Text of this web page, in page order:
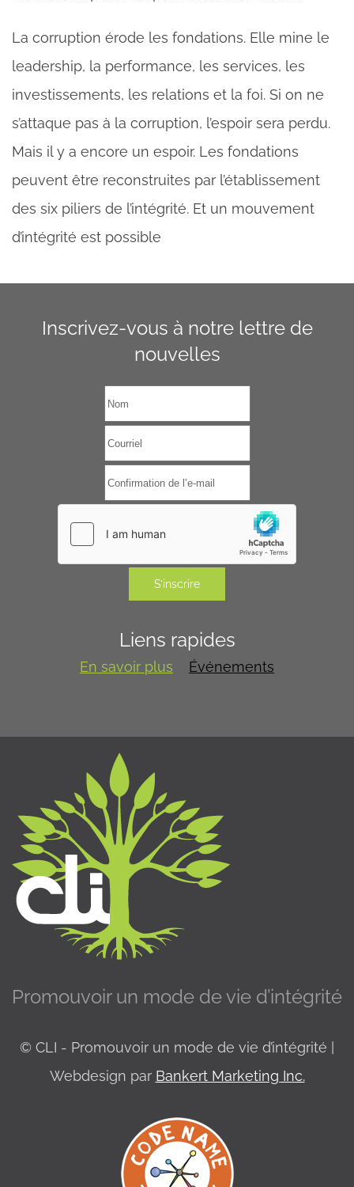
La corruption érode les fondations. Elle mine le
leadership, la performance, les services, les
investissements, les relations et la foi. Si on ne
s’attaque pas à la corruption, l’espoir sera perdu.
Mais il y a encore un espoir. Les fondations
peuvent être reconstruites par l’établissement
des six piliers de l’intégrité. Et un mouvement
d’intégrité est possible
Inscrivez-vous à notre lettre de
nouvelles
S’inscrire
Liens rapides
En savoir plus Événements
Promouvoir un mode de vie d’intégrité
© CLI - Promouvoir un mode de vie d’intégrité |
Webdesign par Bankert Marketing Inc.